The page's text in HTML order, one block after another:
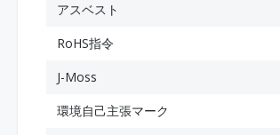
アスベスト
RoHS指令
J-Moss
環境自己主張マーク